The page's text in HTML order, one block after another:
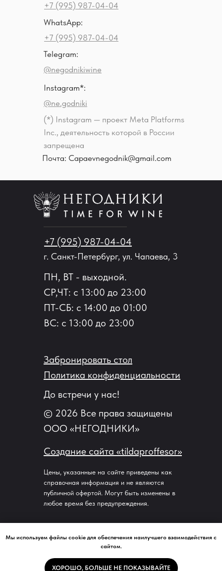
+7 (995) 987-04-04
WhatsApp:
+7 (995) 987-04-04
Telegram:
@negodnikiwine
Instagram*:
@ne.godniki
(*) Instagram — проект Meta Platforms
Inc., деятельность которой в России
запрещена
Почта: Capaevnegodnik@gmail.com
г. Санкт-Петербург, ул. Чапаева, 3
ПН, ВТ - выходной.
До встречи у нас!
© 2026 Все права защищены
ООО «НЕГОДНИКИ»
+7 (995) 987-04-04
Забронировать стол
Политика конфиденциальности
Цены, указанные на сайте приведены как
справочная информация и не являются
публичной офертой. Могут быть изменены в
любое время без предупреждения.
Создание сайта «tildaproffesor»‬
СР,ЧТ: с 13:00 до 23:00
ВС: с 13:00 до 23:00
ПТ-СБ: с 14:00 до 01:00
Свяжитесь с нами
ЗАБРОНИРОВАТЬ
Мы используем файлы cookie для обеспечения наилучшего взаимодействия с
сайтом.
ХОРОШО, БОЛЬШЕ НЕ ПОКАЗЫВАЙТЕ